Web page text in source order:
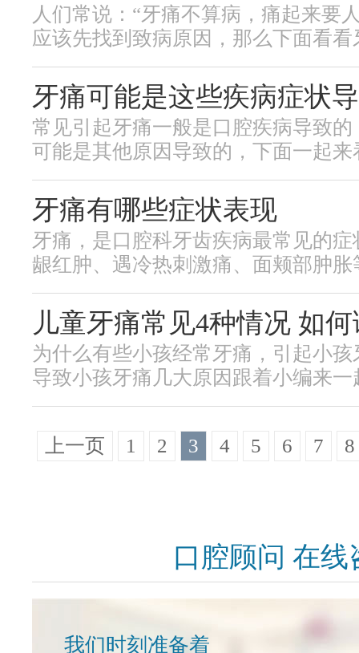
人们常说：“牙痛不算病，痛起来要
应该先找到致病原因，那么下面看看
牙痛可能是这些疾病症状
常见引起牙痛一般是口腔疾病导致
可能是其他原因导致的，下面一起来
牙痛有哪些症状表现
牙痛，是口腔科牙齿疾病最常见的
龈红肿、遇冷热刺激痛、面颊部肿胀
儿童牙痛常见4种情况 如
为什么有些小孩经常牙痛，引起小
导致小孩牙痛几大原因跟着小编来一
上一页 1 2 3 4 5 6 7 8
口腔顾问 在线
我们时刻准备着